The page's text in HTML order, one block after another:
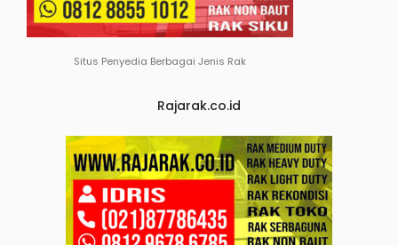
Situs Penyedia Berbagai Jenis Rak
Rajarak.co.id